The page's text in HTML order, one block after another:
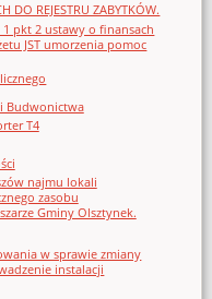
DO REJESTRU ZABYTKÓW.
pkt 2 ustawy o finansach
JST umorzenia pomoc
Budwonictwa
T4
najmu lokali
zasobu
Gminy Olsztynek.
w sprawie zmiany
instalacji